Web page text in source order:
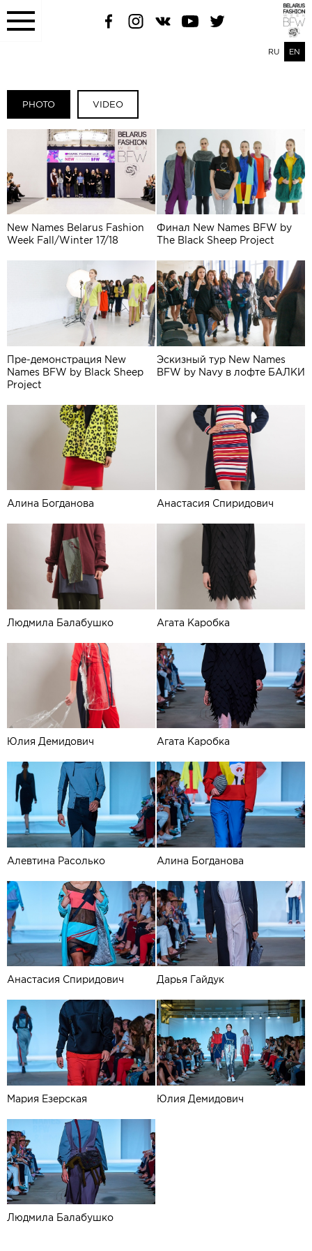
RU EN
PHOTO VIDEO
New Names Belarus Fashion
Week Fall/Winter 17/18
Финал New Names BFW by
The Black Sheep Project
Пре-демонстрация New
Names BFW by Black Sheep
Project
Эскизный тур New Names
BFW by Navy в лофте БАЛКИ
Алина Богданова Анастасия Спиридович
Людмила Балабушко Агата Каробка
Юлия Демидович Агата Каробка
Алевтина Расолько Алина Богданова
Анастасия Спиридович Дарья Гайдук
Мария Езерская Юлия Демидович
Людмила Балабушко